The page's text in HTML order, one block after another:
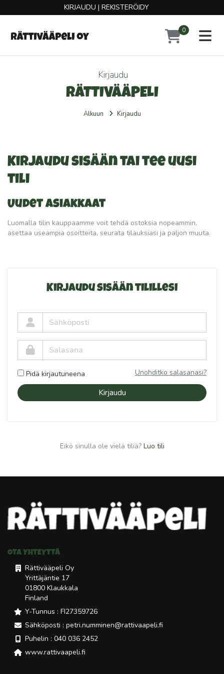
KIRJAUDU | REKISTERÖIDY
0
Kirjaudu
RÄTTIVÄÄPELI
Alkuun Kirjaudu
Kirjaudu sisään tai tee uusi
tili
Uudet asiakkaat
Luomalla tilin kauppaamme voit tehdä ostoksia nopeammin,
asettaa useampia osoitteita, seurata tilauksiasi ja paljon muuta.
Kirjaudu sisään tilillesi
Pidä kirjautuneena Unohditko salasanasi?
Kirjaudu
Eikö sinulla ole vielä tiliä? Luo tili
OTA YHTEYTTÄ
Rättivääpeli Oy
Yrittäjäntie 17
01800 Klaukkala
Finland
Y-Tunnus : FI27359726
Sähköposti : petri.numminen@rattivaapeli.fi
Puhelin : 040 036 2452
www.rattivaapeli.fi